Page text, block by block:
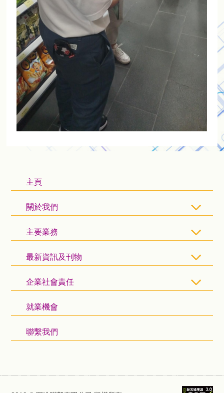
主頁
關於我們
主要業務
最新資訊及刊物
企業社會責任
就業機會
聯繫我們